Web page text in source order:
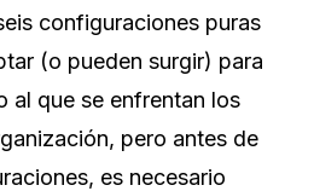
configuraciones puras
(o pueden surgir) para
al que se enfrentan los
pero antes de
es necesario